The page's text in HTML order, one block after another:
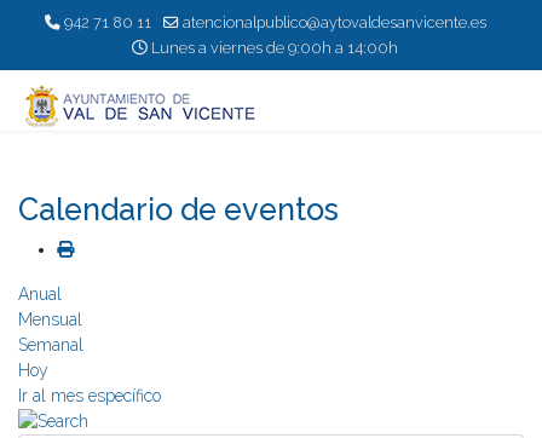
942 71 80 11
atencionalpublico@aytovaldesanvicente.es
Lunes a viernes de 9:00h a 14:00h
Calendario de eventos
Anual
Mensual
Semanal
Hoy
Ir al mes específico